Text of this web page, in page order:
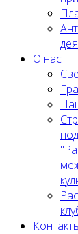
О нас